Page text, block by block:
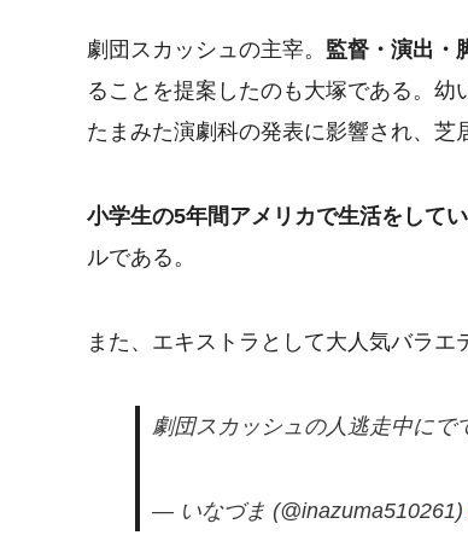
劇団スカッシュの主宰。 監督・演出・
ることを提案したのも大塚である。幼
たまみた演劇科の発表に影響され、芝
小学生の5年間アメリカで生活をして
ルである。
また、エキストラとして大人気バラエ
劇団スカッシュの人逃走中にで
— いなづま